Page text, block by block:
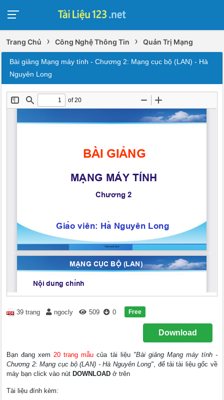
Trang Chủ › Công Nghệ Thông Tin › Quản Trị Mạng
Bài giảng Mạng máy tính - Chương 2: Mạng cục bộ (LAN) - Hà
Nguyên Long
39 trang ngocly 509 0 Free
Download
Bạn đang xem20 trang mẫu của tài liệu "Bài giảng Mạng máy tính -
Chương 2: Mạng cục bộ (LAN) - Hà Nguyên Long", để tải tài liệu gốc về
máy bạn click vào nút DOWNLOAD ở trên
Tài liệu đính kèm: